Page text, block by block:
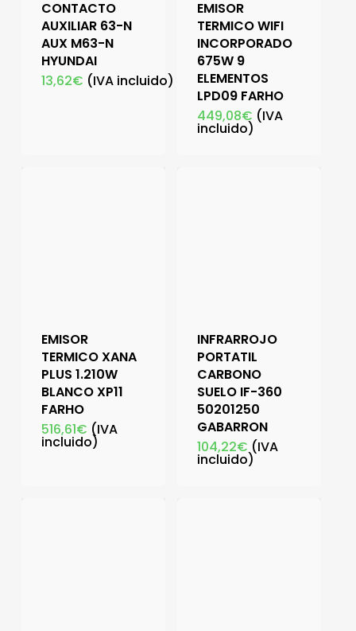
CONTACTO
AUXILIAR 63-N
AUX M63-N
HYUNDAI
13,62€ (IVA incluido)
EMISOR
TERMICO WIFI
INCORPORADO
675W 9
ELEMENTOS
LPD09 FARHO
449,08€ (IVA
incluido)
EMISOR
TERMICO XANA
PLUS 1.210W
BLANCO XP11
FARHO
516,61€ (IVA
incluido)
INFRARROJO
PORTATIL
CARBONO
SUELO IF-360
50201250
GABARRON
104,22€ (IVA
incluido)